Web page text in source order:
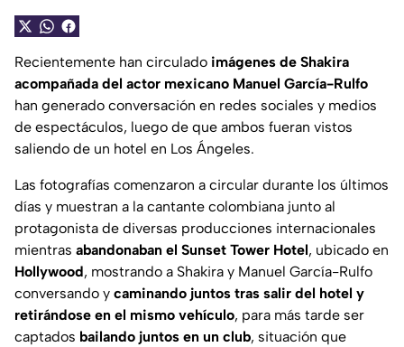
Recientemente han circulado imágenes de Shakira
acompañada del actor mexicano Manuel García-Rulfo
han generado conversación en redes sociales y medios
de espectáculos, luego de que ambos fueran vistos
saliendo de un hotel en Los Ángeles.
Las fotografías comenzaron a circular durante los últimos
días y muestran a la cantante colombiana junto al
protagonista de diversas producciones internacionales
mientras abandonaban el Sunset Tower Hotel, ubicado en
Hollywood, mostrando a Shakira y Manuel García-Rulfo
conversando y caminando juntos tras salir del hotel y
retirándose en el mismo vehículo, para más tarde ser
captados bailando juntos en un club, situación que